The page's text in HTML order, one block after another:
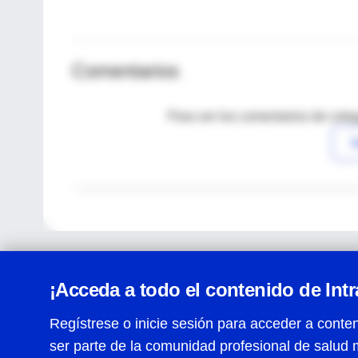
Comentarios
Para ver los comentarios de
¡Acceda a todo el contenido de
Regístrese o inicie sesión para acceder a
ser parte de la comunidad profesional de salud
Centro de Ayuda